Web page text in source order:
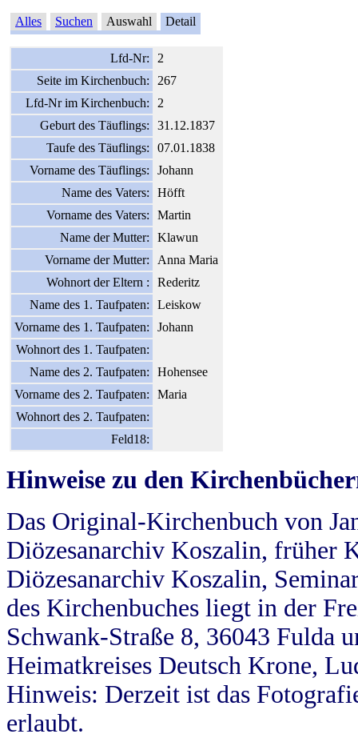
Alles Suchen Auswahl Detail
Lfd-Nr:
2
Seite im Kirchenbuch:
267
Lfd-Nr im Kirchenbuch:
2
Geburt des Täuflings:
31.12.1837
Taufe des Täuflings:
07.01.1838
Vorname des Täuflings:
Johann
Name des Vaters:
Höfft
Vorname des Vaters:
Martin
Name der Mutter:
Klawun
Vorname der Mutter:
Anna Maria
Wohnort der Eltern :
Rederitz
Name des 1. Taufpaten:
Leiskow
Vorname des 1. Taufpaten:
Johann
Wohnort des 1. Taufpaten:
Name des 2. Taufpaten:
Hohensee
Vorname des 2. Taufpaten:
Maria
Wohnort des 2. Taufpaten:
Feld18:
Hinweise zu den
Das Original-Kirchenbuch von
Diözesanarchiv Koszalin, früher
Diözesanarchiv Koszalin,
des Kirchenbuches liegt in der
Schwank-Straße 8, 36043 Fulda
Heimatkreises Deutsch Krone,
Hinweis: Derzeit ist das
erlaubt.